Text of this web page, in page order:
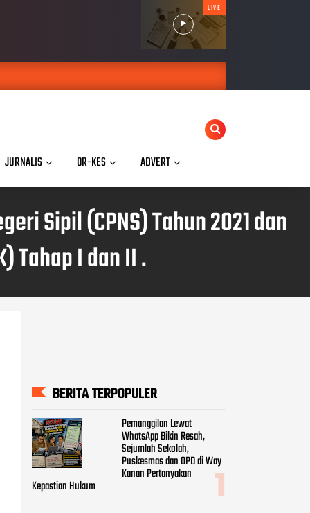
LIVE
JURNALIS OR-KES ADVERT
Sipil (CPNS) Tahun 2021 dan
Tahap I dan II .
BERITA TERPOPULER
Pemanggilan Lewat
WhatsApp Bikin Resah,
Sejumlah Sekolah,
Puskesmas dan OPD di Way
Kanan Pertanyakan
Kepastian Hukum